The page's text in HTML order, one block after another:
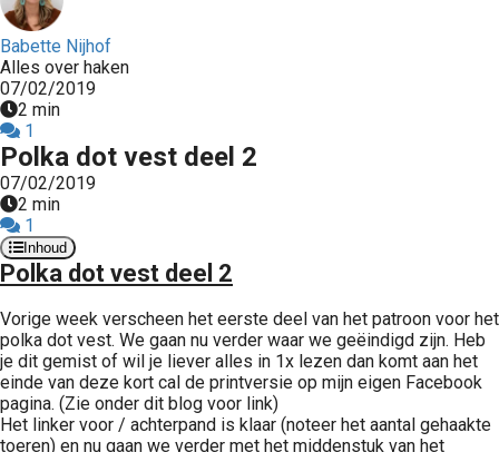
Babette Nijhof
Alles over haken
07/02/2019
2 min
1
Polka dot vest deel 2
07/02/2019
2 min
1
Inhoud
Polka dot vest deel 2
Vorige week verscheen het eerste deel van het patroon voor het
polka dot vest. We gaan nu verder waar we geëindigd zijn. Heb
je dit gemist of wil je liever alles in 1x lezen dan komt aan het
einde van deze kort cal de printversie op mijn eigen Facebook
pagina. (Zie onder dit blog voor link)
Het linker voor / achterpand is klaar (noteer het aantal gehaakte
toeren) en nu gaan we verder met het middenstuk van het